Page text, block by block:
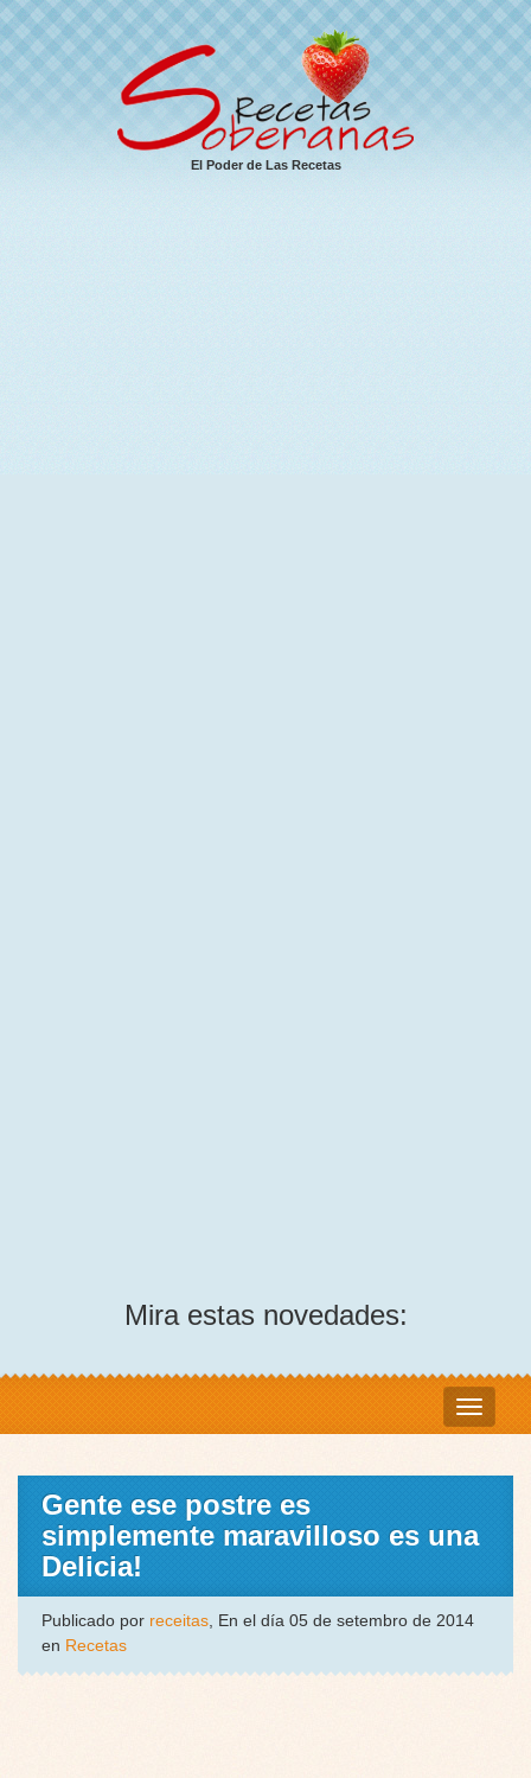
El Poder de Las Recetas
Mira estas novedades:
Gente ese postre es
simplemente maravilloso es una
Delicia!
Publicado por receitas, En el día 05 de setembro de 2014
en Recetas